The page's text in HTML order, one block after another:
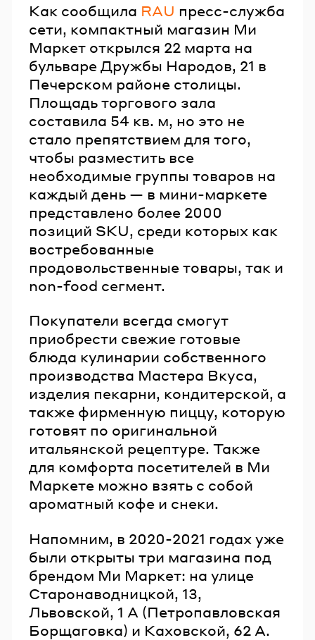
Как сообщила RAU пресс-служба
сети, компактный магазин Ми
Маркет открылся 22 марта на
бульваре Дружбы Народов, 21 в
Печерском районе столицы.
Площадь торгового зала
составила 54 кв. м, но это не
стало препятствием для того,
чтобы разместить все
необходимые группы товаров на
каждый день — в мини-маркете
представлено более 2000
позиций SKU, среди которых как
востребованные
продовольственные товары, так и
non-food сегмент.
Покупатели всегда смогут
приобрести свежие готовые
блюда кулинарии собственного
производства Мастера Вкуса,
изделия пекарни, кондитерской, а
также фирменную пиццу, которую
готовят по оригинальной
итальянской рецептуре. Также
для комфорта посетителей в Ми
Маркете можно взять с собой
ароматный кофе и снеки.
Напомним, в 2020-2021 годах уже
были открыты три магазина под
брендом Ми Маркет: на улице
Старонаводницкой, 13,
Львовской, 1 А (Петропавловская
Борщаговка) и Каховской, 62 А.